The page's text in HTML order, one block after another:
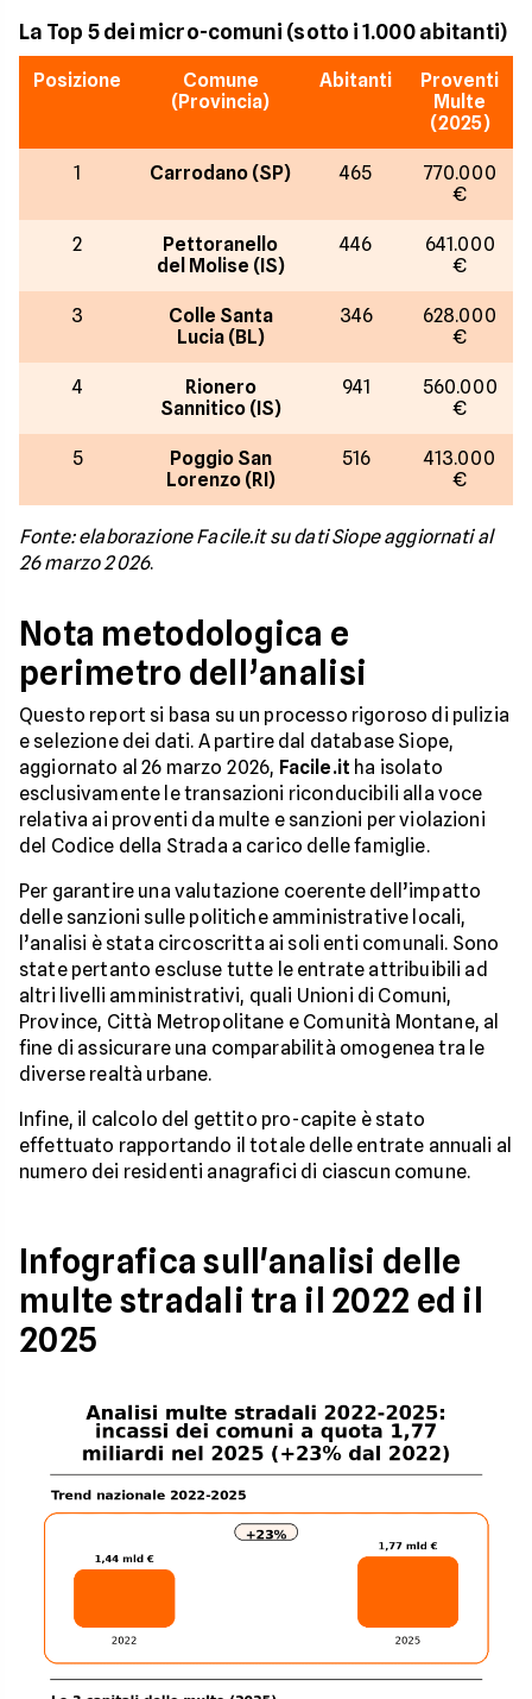
La Top 5 dei micro-comuni (sotto i 1.000 abitanti)
Posizione
Comune
(Provincia)
Abitanti
Proventi
Multe
(2025)
1 Carrodano (SP) 465
770.000
€
2
Pettoranello
del Molise (IS)
446
641.000
€
3
Colle Santa
Lucia (BL)
346
628.000
€
4
Rionero
Sannitico (IS)
941
560.000
€
5
Poggio San
Lorenzo (RI)
516
413.000
€
Fonte: elaborazione Facile.it su dati Siope aggiornati al
26 marzo 2026.
Nota metodologica e
perimetro dell’analisi
Questo report si basa su un processo rigoroso di pulizia
e selezione dei dati. A partire dal database Siope,
aggiornato al 26 marzo 2026, Facile.it ha isolato
esclusivamente le transazioni riconducibili alla voce
relativa ai proventi da multe e sanzioni per violazioni
del Codice della Strada a carico delle famiglie.
Per garantire una valutazione coerente dell’impatto
delle sanzioni sulle politiche amministrative locali,
l’analisi è stata circoscritta ai soli enti comunali. Sono
state pertanto escluse tutte le entrate attribuibili ad
altri livelli amministrativi, quali Unioni di Comuni,
Province, Città Metropolitane e Comunità Montane, al
fine di assicurare una comparabilità omogenea tra le
diverse realtà urbane.
Infine, il calcolo del gettito pro-capite è stato
effettuato rapportando il totale delle entrate annuali al
numero dei residenti anagrafici di ciascun comune.
Infografica sull'analisi delle
multe stradali tra il 2022 ed il
2025